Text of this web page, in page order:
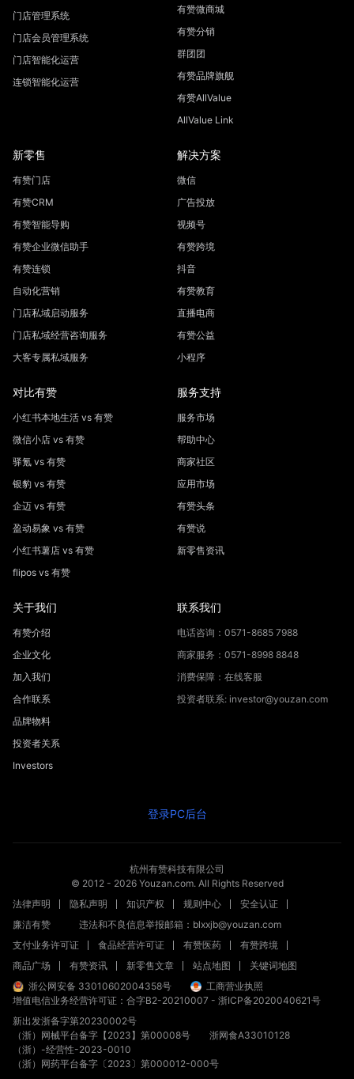
探索 试用
门店管理系统
门店会员管理系统
门店智能化运营
连锁智能化运营
有赞微商城
有赞分销
群团团
有赞品牌旗舰
有赞AllValue
AllValue Link
新零售
有赞门店
有赞CRM
有赞智能导购
有赞企业微信助手
有赞连锁
自动化营销
门店私域启动服务
门店私域经营咨询服务
大客专属私域服务
解决方案
微信
广告投放
视频号
有赞跨境
抖音
有赞教育
直播电商
有赞公益
小程序
对比有赞
小红书本地生活 vs 有赞
微信小店 vs 有赞
驿氪 vs 有赞
银豹 vs 有赞
企迈 vs 有赞
盈动易象 vs 有赞
小红书薯店 vs 有赞
flipos vs 有赞
服务支持
服务市场
帮助中心
商家社区
应用市场
有赞头条
有赞说
新零售资讯
关于我们
有赞介绍
企业文化
加入我们
合作联系
品牌物料
投资者关系
Investors
联系我们
电话咨询：0571-8685 7988
商家服务：0571-8998 8848
消费保障：在线客服
投资者联系: investor@youzan.com
登录PC后台
杭州有赞科技有限公司
© 2012 - 2026Youzan.com. All Rights Reserved
法律声明
隐私声明 知识产权 规则中心
安全认证
廉洁有赞
违法和不良信息举报邮箱：blxxjb@youzan.com
支付业务许可证
食品经营许可证 有赞医药
有赞跨境
商品广场
有赞资讯 新零售文章 站点地图
关键词地图
浙公网安备 33010602004358号
工商营业执照
增值电信业务经营许可证：合字B2-20210007 - 浙ICP备2020040621号
新出发浙备字第20230002号
（浙）网械平台备字【2023】第00008号
浙网食A33010128
（浙）-经营性-2023-0010
（浙）网药平台备字〔2023〕第000012-000号